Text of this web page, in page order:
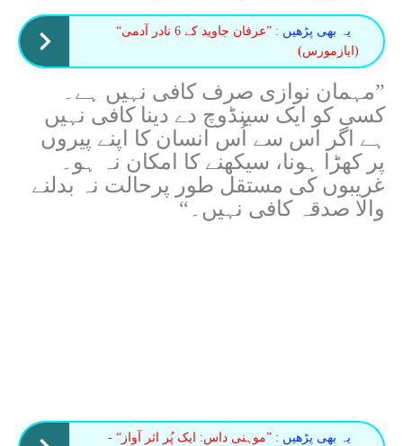
یہ بھی پڑھیں :
”عرفان جاوید کے 6 نادر آدمی“
(ایازمورس)
”مہمان نوازی صرف کافی نہیں ہے۔
کسی کو ایک سینڈوچ دے دینا کافی نہیں
ہے اگر اس سے اُس انسان کا اپنے پیروں
پر کھڑا ہونا، سیکھنے کا امکان نہ ہو۔
غریبوں کی مستقل طور پرحالت نہ بدلنے
والا صدقہ کافی نہیں۔“
یہ بھی پڑھیں : ”موہنی داس: ایک پُر اثر آواز“ -